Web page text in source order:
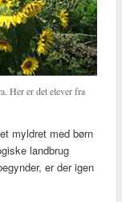
Her er det elever fra
myldret med børn
landbrug
er der igen